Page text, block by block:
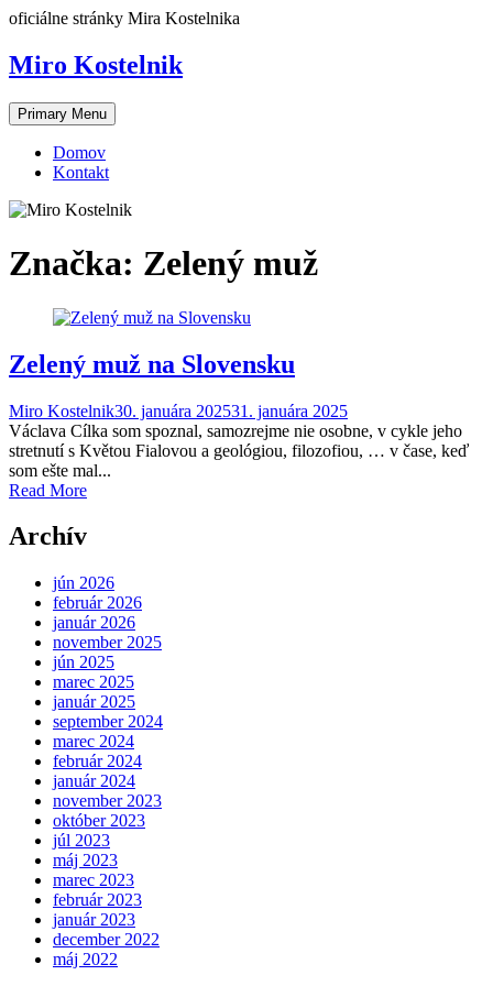
Skip
content
oficiálne stránky Mira Kostelnika
Miro Kostelnik
Primary Menu
Domov
Kontakt
Značka: Zelený muž
Zelený muž na Slovensku
Miro Kostelnik30. januára 202531. januára 2025
Václava Cílka som spoznal, samozrejme nie osobne, v cykle jeho
stretnutí s Květou Fialovou a geológiou, filozofiou, … v čase, keď
som ešte mal...
Read More
Archív
jún 2026
február 2026
január 2026
november 2025
jún 2025
marec 2025
január 2025
september 2024
marec 2024
február 2024
január 2024
november 2023
október 2023
júl 2023
máj 2023
marec 2023
február 2023
január 2023
december 2022
máj 2022